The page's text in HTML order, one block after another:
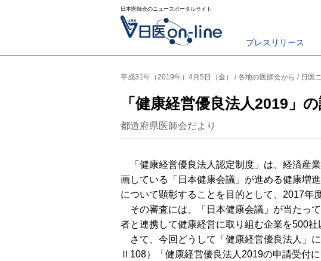
日本医師会のニュースポータルサイト
プレスリリース
平成31年（2019年）4月5日（金） / 各地の医師会から / 日医
「健康経営優良法人2019
都道府県医師会だより
「健康経営優良法人認定制度」は、経済産
画している「日本健康会議」が進める健康増
について顕彰することを目的として、2017年
その審査には、「日本健康会議」が当たっ
者と連携して健康経営に取り組む企業を500
さて、今回どうして「健康経営優良法人」
Ⅱ108）「健康経営優良法人2019の申請受付